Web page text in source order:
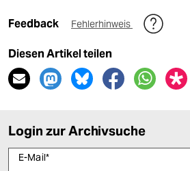
Feedback Fehlerhinweis
Diesen Artikel teilen
Login zur Archivsuche
E-Mail*